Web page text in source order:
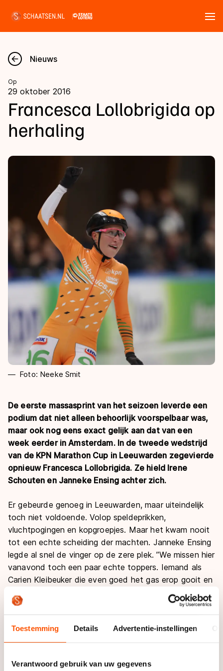
Toestemming Details Advertentie-instellingen
Verantwoord gebruik van uw gegevens
Nieuws
Kalender
Disciplines
Inlineskaten
Kunstschaatsen
Schoonrijden
Natuurijs
Uitslagen
Shorttrack
Marathon
Inlineskaten
Kunstschaatsen
Tijden & historie
Ranglijsten Langebaan
Persoonlijke records & tijden
Historie & statistiek
De weg op
Inschrijven wedstrijden
Algemene Nederlandse Schaatstijd
Deze zomer de weg op
Waar kan ik schaatsen en skaten?
Schaatsfans
Alles voor jou als schaatsfan
Evenementen
Tickets
Livestreams
Word schaatsfan!
Winacties
Olympische Spelen
Olympische Spelen
Medaille overzicht
Medaillespiegel
Olympische uitslagen
Nieuws
Op
29 oktober 2016
Francesca Lollobrigida op
herhaling
Foto: Neeke Smit
De eerste massasprint van het seizoen leverde een
podium dat niet alleen behoorlijk voorspelbaar was,
maar ook nog eens exact gelijk aan dat van een
week eerder in Amsterdam. In de tweede wedstrijd
van de KPN Marathon Cup in Leeuwarden zegevierde
opnieuw Francesca Lollobrigida. Ze hield Irene
Schouten en Janneke Ensing achter zich.
Er gebeurde genoeg in Leeuwarden, maar uiteindelijk
toch niet voldoende. Volop speldeprikken,
vluchtpogingen en kopgroepjes. Maar het kwam nooit
tot een echte scheiding der machten. Janneke Ensing
legde al snel de vinger op de zere plek. ’’We missen hier
vanavond toch een paar echte toppers. Iemand als
Carien Kleibeuker die even goed het gas erop gooit en
de boel uit elkaar trekt. Dat is nu eigenlijk niet echt
gebeurd’’, stelde Ensing.
Ze mocht opnieuw plaatsnemen op het podium, en net
als een week eerder op de derde stek. Het is voorlopig
Gieten, die zich volgende week in het Italiaanse